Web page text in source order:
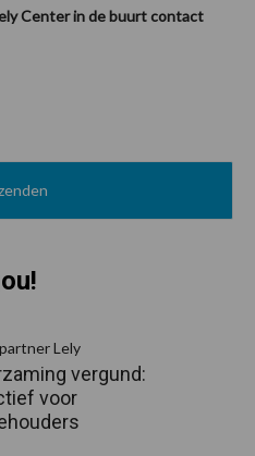
Center in de buurt contact
Lely
vergund:
voor